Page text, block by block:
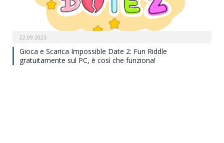
22.09.2023
Gioca e Scarica Impossible Date 2: Fun Riddle
gratuitamente sul PC, è così che funziona!